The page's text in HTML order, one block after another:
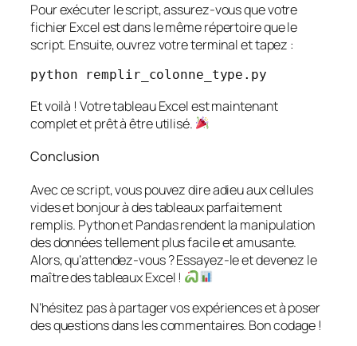
Pour exécuter le script, assurez-vous que votre
fichier Excel est dans le même répertoire que le
script. Ensuite, ouvrez votre terminal et tapez :
Et voilà ! Votre tableau Excel est maintenant
complet et prêt à être utilisé.
Conclusion
Avec ce script, vous pouvez dire adieu aux cellules
vides et bonjour à des tableaux parfaitement
remplis. Python et Pandas rendent la manipulation
des données tellement plus facile et amusante.
Alors, qu’attendez-vous ? Essayez-le et devenez le
maître des tableaux Excel !
N’hésitez pas à partager vos expériences et à poser
des questions dans les commentaires. Bon codage !